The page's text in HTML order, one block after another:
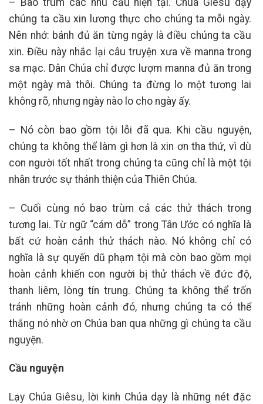
– Bao trùm các nhu cầu hiện tại. Chúa Giêsu dạy
chúng ta cầu xin lương thực cho chúng ta mỗi ngày.
Nên nhớ: bánh đủ ăn từng ngày là điều chúng ta cầu
xin. Điều này nhắc lại câu truyện xưa về manna trong
sa mạc. Dân Chúa chỉ được lượm manna đủ ăn trong
một ngày mà thôi. Chúng ta đừng lo một tương lai
không rõ, nhưng ngày nào lo cho ngày ấy.
– Nó còn bao gồm tội lỗi đã qua. Khi cầu nguyện,
chúng ta không thể làm gì hơn là xin ơn tha thứ, vì dù
con người tốt nhất trong chúng ta cũng chỉ là một tội
nhân trước sự thánh thiện của Thiên Chúa.
– Cuối cùng nó bao trùm cả các thử thách trong
tương lai. Từ ngữ “cám dỗ” trong Tân Ước có nghĩa là
bất cứ hoàn cảnh thử thách nào. Nó không chỉ có
nghĩa là sự quyến dũ phạm tội mà còn bao gồm mọi
hoàn cảnh khiến con người bị thử thách về đức độ,
thanh liêm, lòng tín trung. Chúng ta không thể trốn
tránh những hoàn cảnh đó, nhưng chúng ta có thể
thắng nó nhờ ơn Chúa ban qua những gì chúng ta cầu
nguyện.
Cầu nguyện
Lạy Chúa Giêsu, lời kinh Chúa dạy là những nét đặc